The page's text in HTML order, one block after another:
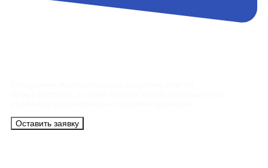
Оставить заявку